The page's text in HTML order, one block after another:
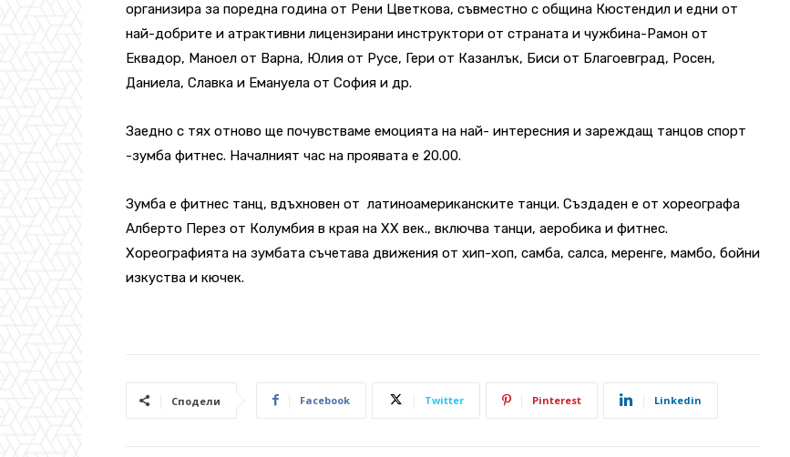
организира за поредна година от Рени Цветкова, съвместно с община Кюстендил и едни от
най-добрите и атрактивни лицензирани инструктори от страната и чужбина-Рамон от
Еквадор, Маноел от Варна, Юлия от Русе, Гери от Казанлък, Биси от Благоевград, Росен,
Даниела, Славка и Емануела от София и др.
Заедно с тях отново ще почувстваме емоцията на най- интересния и зареждащ танцов спорт
-зумба фитнес. Началният час на проявата е 20.00.
Зумба е фитнес танц, вдъхновен от латиноамериканските танци. Създаден е от хореографа
Алберто Перез от Колумбия в края на ХХ век., включва танци, аеробика и фитнес.
Хореографията на зумбата съчетава движения от хип-хоп, самба, салса, меренге, мамбо, бойни
изкуства и кючек.
Сподели Facebook Twitter Pinterest Linkedin